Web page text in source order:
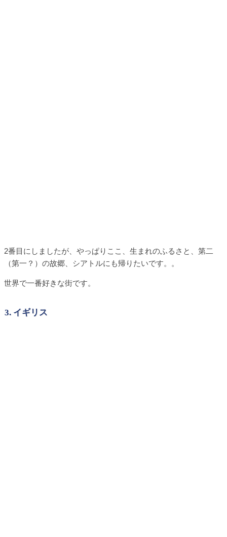
2番目にしましたが、やっぱりここ、生まれのふるさと、第二
（第一？）の故郷、シアトルにも帰りたいです。。
世界で一番好きな街です。
3. イギリス